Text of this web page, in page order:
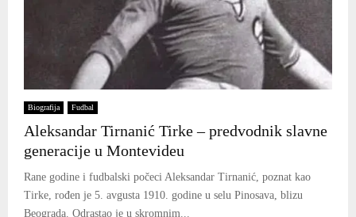
Biografija Fudbal
Aleksandar Tirnanić Tirke – predvodnik slavne
generacije u Montevideu
Rane godine i fudbalski počeci Aleksandar Tirnanić, poznat kao
Tirke, rođen je 5. avgusta 1910. godine u selu Pinosava, blizu
Beograda. Odrastao je u skromnim...